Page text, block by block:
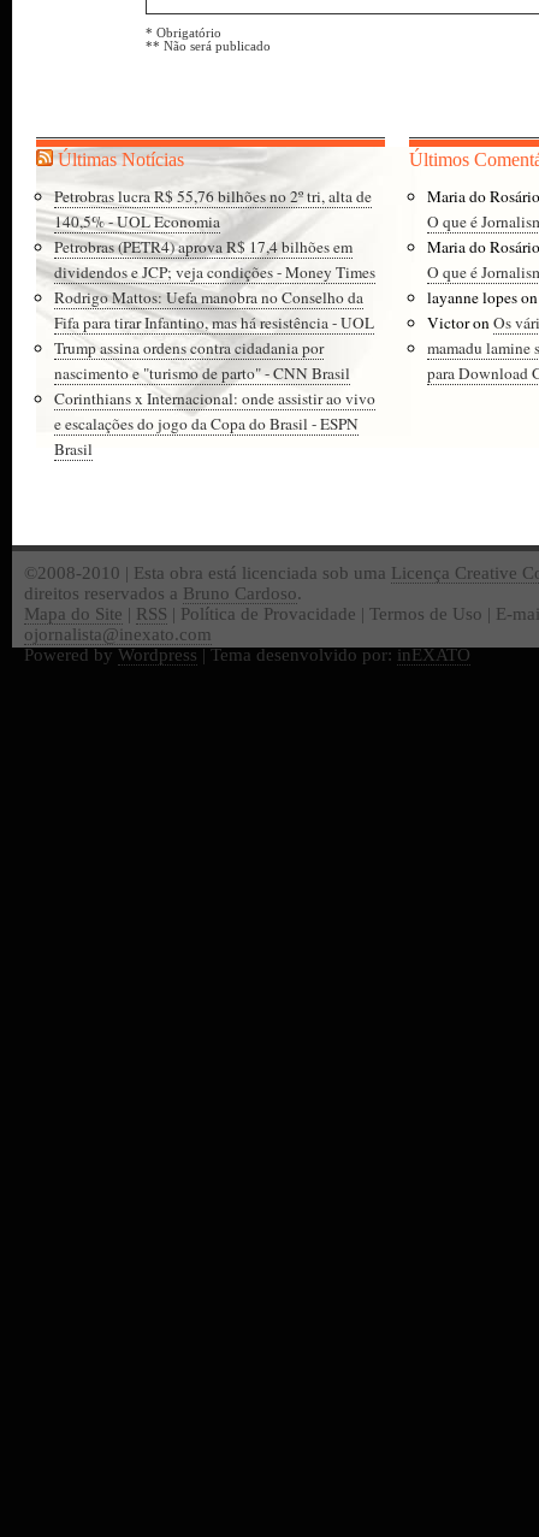
* Obrigatório
** Não será publicado
Últimas Notícias
Petrobras lucra R$ 55,76 bilhões no 2º tri, alta de
140,5% - UOL Economia
Petrobras (PETR4) aprova R$ 17,4 bilhões em
dividendos e JCP; veja condições - Money Times
Rodrigo Mattos: Uefa manobra no Conselho da
Fifa para tirar Infantino, mas há resistência - UOL
Trump assina ordens contra cidadania por
nascimento e "turismo de parto" - CNN Brasil
Corinthians x Internacional: onde assistir ao vivo
e escalações do jogo da Copa do Brasil - ESPN
Brasil
Últimos
Maria do
O que é
Maria do
O que é
layanne lopes
VictoronOs
mamadu lamine
para Download
©2008-2010 | Esta obra está licenciada sob uma Licença Creative
direitos reservados a Bruno Cardoso.
Mapa do Site | RSS | Política de Provacidade | Termos de Uso | E-
ojornalista@inexato.com
Powered by Wordpress | Tema desenvolvido por: inEXATO